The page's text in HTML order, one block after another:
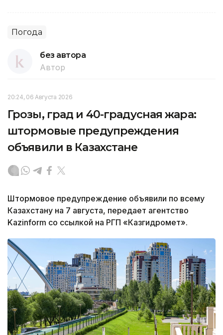
Погода
без автора
Автор
20:24, 06 Августа 2026
Грозы, град и 40-градусная жара:
штормовые предупреждения
объявили в Казахстане
Штормовое предупреждение объявили по всему
Казахстану на 7 августа, передает агентство
Kazinform со ссылкой на РГП «Казгидромет».